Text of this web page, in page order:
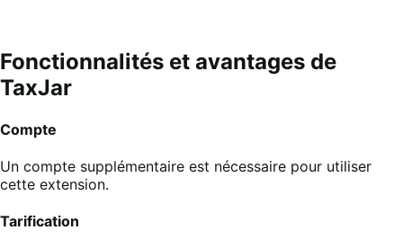
Fonctionnalités et avantages de
TaxJar
Compte
Un compte supplémentaire est nécessaire pour utiliser
cette extension.
Tarification